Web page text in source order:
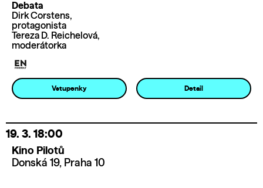
Debata
Dirk Corstens,
protagonista
Tereza D. Reichelová,
moderátorka
Vstupenky Detail
19. 3. 18:00
Kino Pilotů
Donská 19, Praha 10